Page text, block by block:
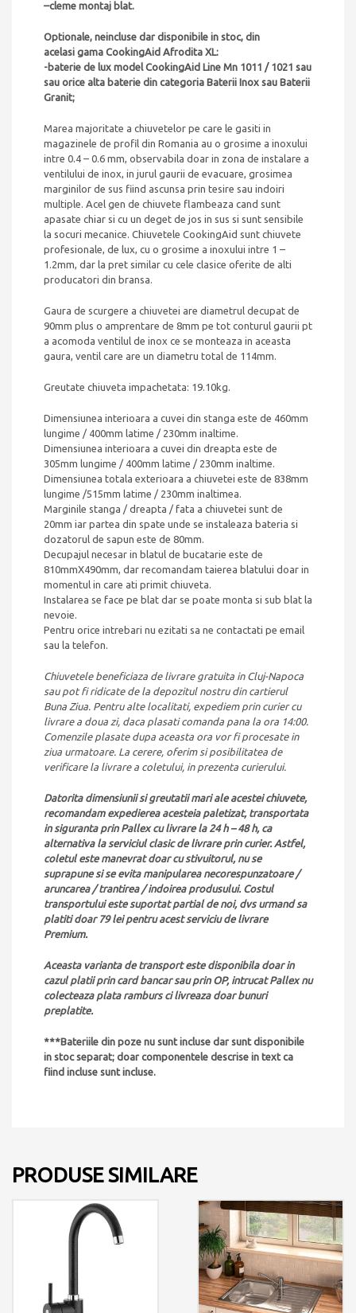
–cleme montaj blat.
Optionale, neincluse dar disponibile in stoc, din
acelasi gama CookingAid Afrodita XL:
-baterie de lux model CookingAid Line Mn 1011 / 1021 sau
sau orice alta baterie din categoria Baterii Inox sau Baterii
Granit;
Marea majoritate a chiuvetelor pe care le gasiti in
magazinele de profil din Romania au o grosime a inoxului
intre 0.4 – 0.6 mm, observabila doar in zona de instalare a
ventilului de inox, in jurul gaurii de evacuare, grosimea
marginilor de sus fiind ascunsa prin tesire sau indoiri
multiple. Acel gen de chiuvete flambeaza cand sunt
apasate chiar si cu un deget de jos in sus si sunt sensibile
la socuri mecanice. Chiuvetele CookingAid sunt chiuvete
profesionale, de lux, cu o grosime a inoxului intre 1 –
1.2mm, dar la pret similar cu cele clasice oferite de alti
producatori din bransa.
Gaura de scurgere a chiuvetei are diametrul decupat de
90mm plus o amprentare de 8mm pe tot conturul gaurii pt
a acomoda ventilul de inox ce se monteaza in aceasta
gaura, ventil care are un diametru total de 114mm.
Greutate chiuveta impachetata: 19.10kg.
Dimensiunea interioara a cuvei din stanga este de 460mm
lungime / 400mm latime / 230mm inaltime.
Dimensiunea interioara a cuvei din dreapta este de
305mm lungime / 400mm latime / 230mm inaltime.
Dimensiunea totala exterioara a chiuvetei este de 838mm
lungime /515mm latime / 230mm inaltimea.
Marginile stanga / dreapta / fata a chiuvetei sunt de
20mm iar partea din spate unde se instaleaza bateria si
dozatorul de sapun este de 80mm.
Decupajul necesar in blatul de bucatarie este de
810mmX490mm, dar recomandam taierea blatului doar in
momentul in care ati primit chiuveta.
Instalarea se face pe blat dar se poate monta si sub blat la
nevoie.
Pentru orice intrebari nu ezitati sa ne contactati pe email
sau la telefon.
Chiuvetele beneficiaza de livrare gratuita in Cluj-Napoca
sau pot fi ridicate de la depozitul nostru din cartierul
Buna Ziua. Pentru alte localitati, expediem prin curier cu
livrare a doua zi, daca plasati comanda pana la ora 14:00.
Comenzile plasate dupa aceasta ora vor fi procesate in
ziua urmatoare. La cerere, oferim si posibilitatea de
verificare la livrare a coletului, in prezenta curierului.
Datorita dimensiunii si greutatii mari ale acestei chiuvete,
recomandam expedierea acesteia paletizat, transportata
in siguranta prin Pallex cu livrare la 24 h – 48 h, ca
alternativa la serviciul clasic de livrare prin curier. Astfel,
coletul este manevrat doar cu stivuitorul, nu se
suprapune si se evita manipularea necorespunzatoare /
aruncarea / trantirea / indoirea produsului. Costul
transportului este suportat partial de noi, dvs urmand sa
platiti doar 79 lei pentru acest serviciu de livrare
Premium.
Aceasta varianta de transport este disponibila doar in
cazul platii prin card bancar sau prin OP, intrucat Pallex nu
colecteaza plata ramburs ci livreaza doar bunuri
preplatite.
***Bateriile din poze nu sunt incluse dar sunt disponibile
in stoc separat; doar componentele descrise in text ca
fiind incluse sunt incluse.
PRODUSE SIMILARE